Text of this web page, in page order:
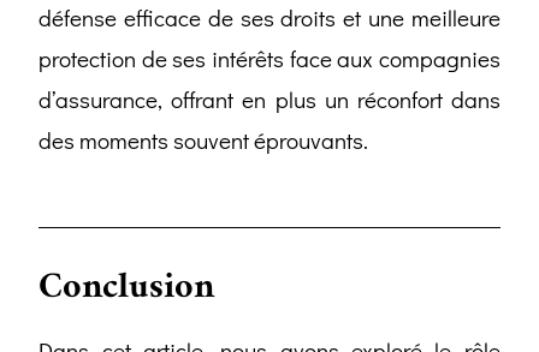
défense efficace de ses droits et une meilleure
protection de ses intérêts face aux compagnies
d’assurance, offrant en plus un réconfort dans
des moments souvent éprouvants.
Conclusion